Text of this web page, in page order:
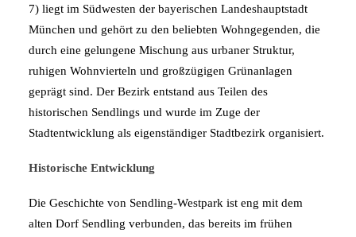
7) liegt im Südwesten der bayerischen Landeshauptstadt
München und gehört zu den beliebten Wohngegenden, die
durch eine gelungene Mischung aus urbaner Struktur,
ruhigen Wohnvierteln und großzügigen Grünanlagen
geprägt sind. Der Bezirk entstand aus Teilen des
historischen Sendlings und wurde im Zuge der
Stadtentwicklung als eigenständiger Stadtbezirk organisiert.
Historische Entwicklung
Die Geschichte von Sendling-Westpark ist eng mit dem
alten Dorf Sendling verbunden, das bereits im frühen